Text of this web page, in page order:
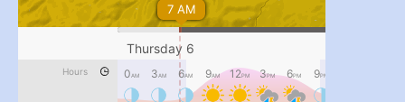
#PipIvanToday...